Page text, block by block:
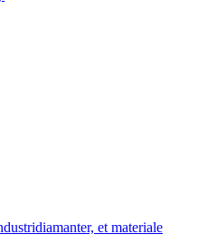
et materiale